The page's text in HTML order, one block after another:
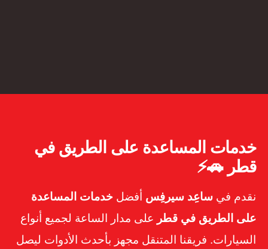
خدمات المساعدة على الطريق في
قطر 🚗⚡
نقدم في ساعِد سيرفِس أفضل خدمات المساعدة
على الطريق في قطر على مدار الساعة لجميع أنواع
السيارات. فريقنا المتنقل مجهز بأحدث الأدوات ليصل